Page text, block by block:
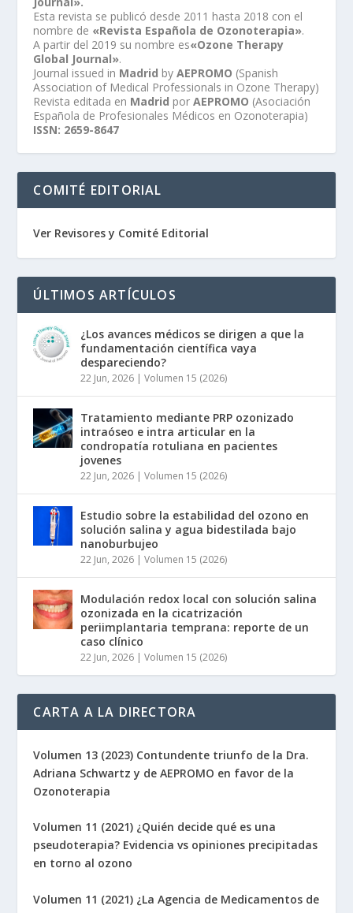
Esta revista se publicó desde 2011 hasta 2018 con el
nombre de «Revista Española de Ozonoterapia».
A partir del 2019 su nombre es«Ozone Therapy
Global Journal».
Journal issued in Madrid byAEPROMO (Spanish
Association of Medical Professionals in Ozone Therapy)
Revista editada en Madrid porAEPROMO (Asociación
Española de Profesionales Médicos en Ozonoterapia)
ISSN: 2659-8647
COMITÉ EDITORIAL
Ver Revisores y Comité Editorial
ÚLTIMOS ARTÍCULOS
¿Los avances médicos se dirigen a que la
fundamentación científica vaya
despareciendo?
22 Jun, 2026 |Volumen 15 (2026)
Tratamiento mediante PRP ozonizado
intraóseo e intra articular en la
condropatía rotuliana en pacientes
jovenes
22 Jun, 2026 |Volumen 15 (2026)
Estudio sobre la estabilidad del ozono en
solución salina y agua bidestilada bajo
nanoburbujeo
22 Jun, 2026 |Volumen 15 (2026)
Modulación redox local con solución salina
ozonizada en la cicatrización
periimplantaria temprana: reporte de un
caso clínico
22 Jun, 2026 |Volumen 15 (2026)
CARTA A LA DIRECTORA
Volumen 13 (2023) Contundente triunfo de la Dra.
Adriana Schwartz y de AEPROMO en favor de la
Ozonoterapia
Volumen 11 (2021) ¿Quién decide qué es una
pseudoterapia? Evidencia vs opiniones precipitadas
en torno al ozono
Volumen 11 (2021) ¿La Agencia de Medicamentos de